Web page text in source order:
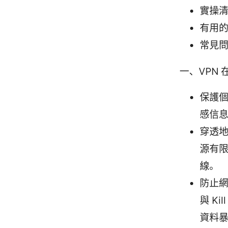
實操
有用
常見
一、VPN
保護
感信
穿透
源有
線。
防止
與 Kill
資料